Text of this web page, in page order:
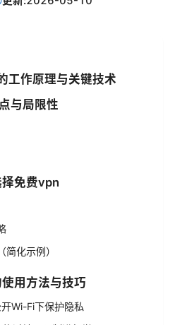
工作原理与关键技术
与局限性
免费vpn
简化示例）
用方法与技巧
Wi-Fi下保护隐私